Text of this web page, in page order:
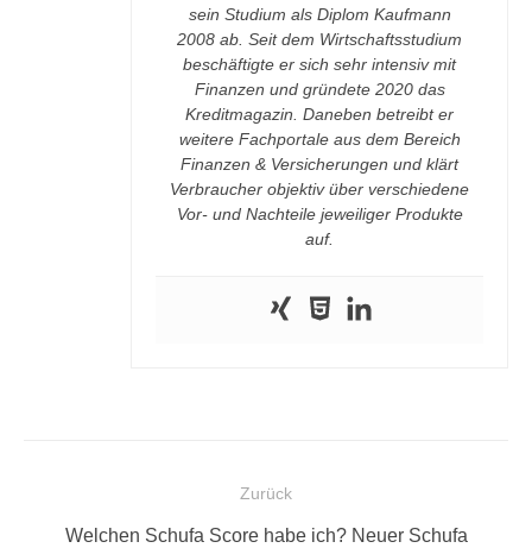
sein Studium als Diplom Kaufmann
2008 ab. Seit dem Wirtschaftsstudium
beschäftigte er sich sehr intensiv mit
Finanzen und gründete 2020 das
Kreditmagazin. Daneben betreibt er
weitere Fachportale aus dem Bereich
Finanzen & Versicherungen und klärt
Verbraucher objektiv über verschiedene
Vor- und Nachteile jeweiliger Produkte
auf.
BeitragsnavigationZurück
Vorheriger
Welchen Schufa Score habe ich? Neuer Schufa